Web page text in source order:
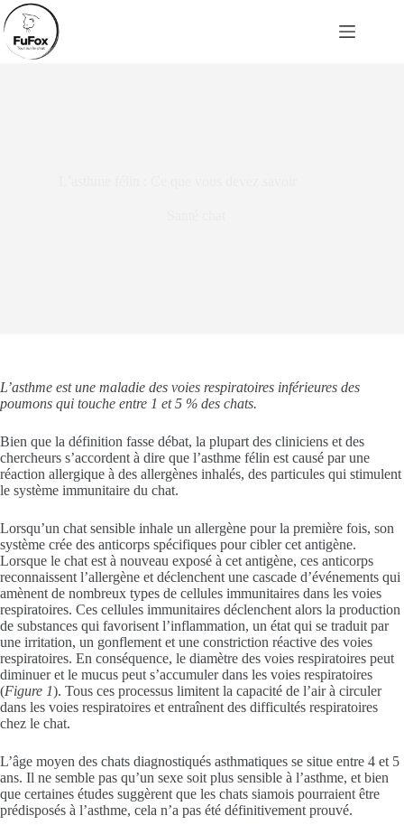
Passer
au
contenu
L’asthme est une maladie des voies respiratoires inférieures des
poumons qui touche entre 1 et 5 % des chats.
Bien que la définition fasse débat, la plupart des cliniciens et des
chercheurs s’accordent à dire que l’asthme félin est causé par une
réaction allergique à des allergènes inhalés, des particules qui stimulent
le système immunitaire du chat.
Lorsqu’un chat sensible inhale un allergène pour la première fois, son
système crée des anticorps spécifiques pour cibler cet antigène.
Lorsque le chat est à nouveau exposé à cet antigène, ces anticorps
reconnaissent l’allergène et déclenchent une cascade d’événements qui
amènent de nombreux types de cellules immunitaires dans les voies
respiratoires. Ces cellules immunitaires déclenchent alors la production
de substances qui favorisent l’inflammation, un état qui se traduit par
une irritation, un gonflement et une constriction réactive des voies
respiratoires. En conséquence, le diamètre des voies respiratoires peut
diminuer et le mucus peut s’accumuler dans les voies respiratoires
(Figure 1). Tous ces processus limitent la capacité de l’air à circuler
dans les voies respiratoires et entraînent des difficultés respiratoires
chez le chat.
L’âge moyen des chats diagnostiqués asthmatiques se situe entre 4 et 5
ans. Il ne semble pas qu’un sexe soit plus sensible à l’asthme, et bien
que certaines études suggèrent que les chats siamois pourraient être
prédisposés à l’asthme, cela n’a pas été définitivement prouvé.